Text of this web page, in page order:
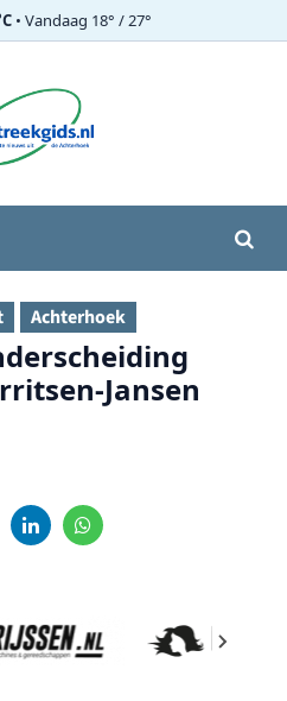
• Vandaag 18° / 27°
Achterhoek
Jansen